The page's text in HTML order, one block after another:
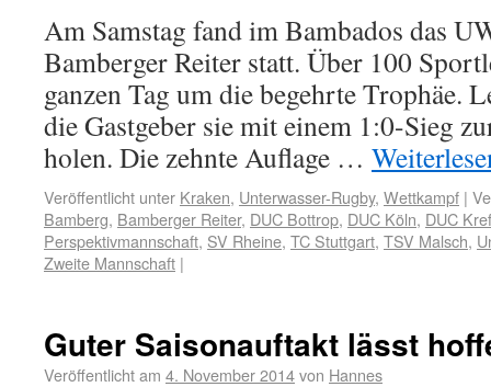
Am Samstag fand im Bambados das
Bamberger Reiter statt. Über 100
ganzen Tag um die begehrte Trophäe.
die Gastgeber sie mit einem 1:0-Sieg
holen. Die zehnte Auflage …
Veröffentlicht unter Kraken, Unterwasser-Rugby, Wettkampf |
Bamberg, Bamberger Reiter, DUC Bottrop, DUC Köln, DUC
Perspektivmannschaft, SV Rheine, TC Stuttgart, TSV Malsch,
Zweite Mannschaft |
Guter Saisonauftakt lässt
Veröffentlicht am 4. November 2014von Hannes